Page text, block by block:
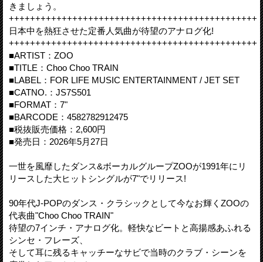
きましょう。
+++++++++++++++++++++++++++++++++++++++++++++++
日本中を熱狂させた定番人気曲が待望のアナログ化!
+++++++++++++++++++++++++++++++++++++++++++++++
■ARTIST：ZOO
■TITLE：Choo Choo TRAIN
■LABEL：FOR LIFE MUSIC ENTERTAINMENT / JET SET
■CATNO.：JS7S501
■FORMAT：7"
■BARCODE：4582782912475
■税抜販売価格：2,600円
■発売日：2026年5月27日
一世を風靡したダンス&ボーカルグループZOOが1991年にリ
リースした大ヒットシングルが7"でリリース!
90年代J-POPのダンス・クラシックとして今なお輝くZOOの
代表曲"Choo Choo TRAIN"
待望の7インチ・アナログ化。軽快なビートと高揚感あふれる
シンセ・フレーズ、
そして耳に残るキャッチーなサビで当時のクラブ・シーンを